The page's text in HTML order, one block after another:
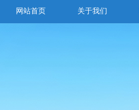
网站首页 关于我们